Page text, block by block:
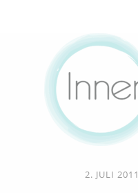
2. JULI 2011